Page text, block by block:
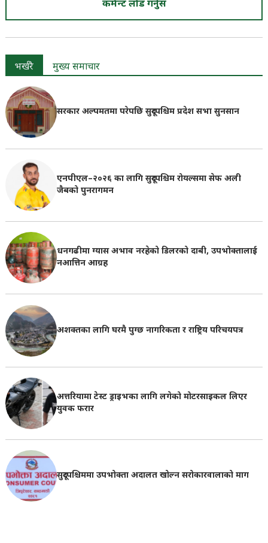
कमेन्ट लोड गर्नुस
भर्खरै मुख्य समाचार
सरकार अल्पमतमा परेपछि सुदूरपश्चिम प्रदेश सभा सुनसान
एनपीएल–२०२६ का लागि सुदूरपश्चिम रोयल्समा सेफ अली
जैबको पुनरागमन
धनगढीमा ग्यास अभाव नरहेको डिलरको दाबी, उपभोक्तालाई
नआत्तिन आग्रह
अशक्तका लागि घरमै पुग्छ नागरिकता र राष्ट्रिय परिचयपत्र
अत्तरियामा टेस्ट ड्राइभका लागि लगेको मोटरसाइकल लिएर
युवक फरार
सुदूरपश्चिममा उपभोक्ता अदालत खोल्न सरोकारवालाको माग